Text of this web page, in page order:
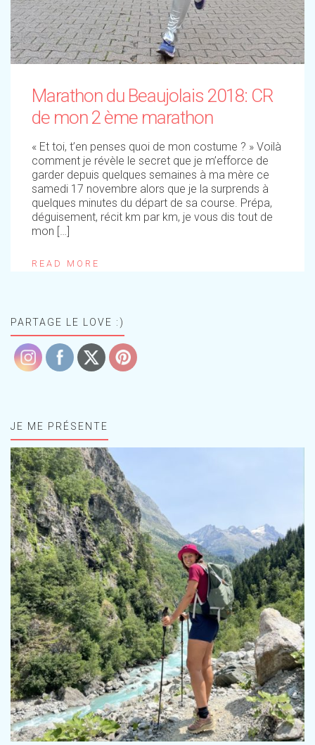
Marathon du Beaujolais 2018: CR
de mon 2 ème marathon
« Et toi, t’en penses quoi de mon costume ? » Voilà
comment je révèle le secret que je m’efforce de
garder depuis quelques semaines à ma mère ce
samedi 17 novembre alors que je la surprends à
quelques minutes du départ de sa course. Prépa,
déguisement, récit km par km, je vous dis tout de
mon […]
READ MORE
PARTAGE LE LOVE :)
JE ME PRÉSENTE